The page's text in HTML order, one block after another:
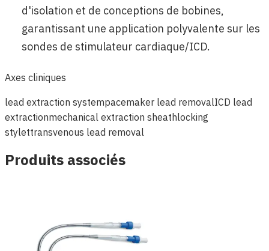
d'isolation et de conceptions de bobines,
garantissant une application polyvalente sur les
sondes de stimulateur cardiaque/ICD.
Axes cliniques
lead extraction systempacemaker lead removalICD lead
extractionmechanical extraction sheathlocking
stylettransvenous lead removal
Produits associés